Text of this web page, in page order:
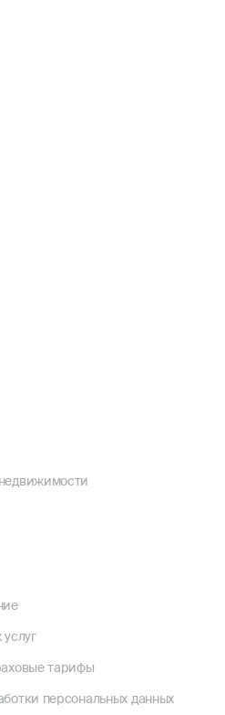
тарифы
персональных данных